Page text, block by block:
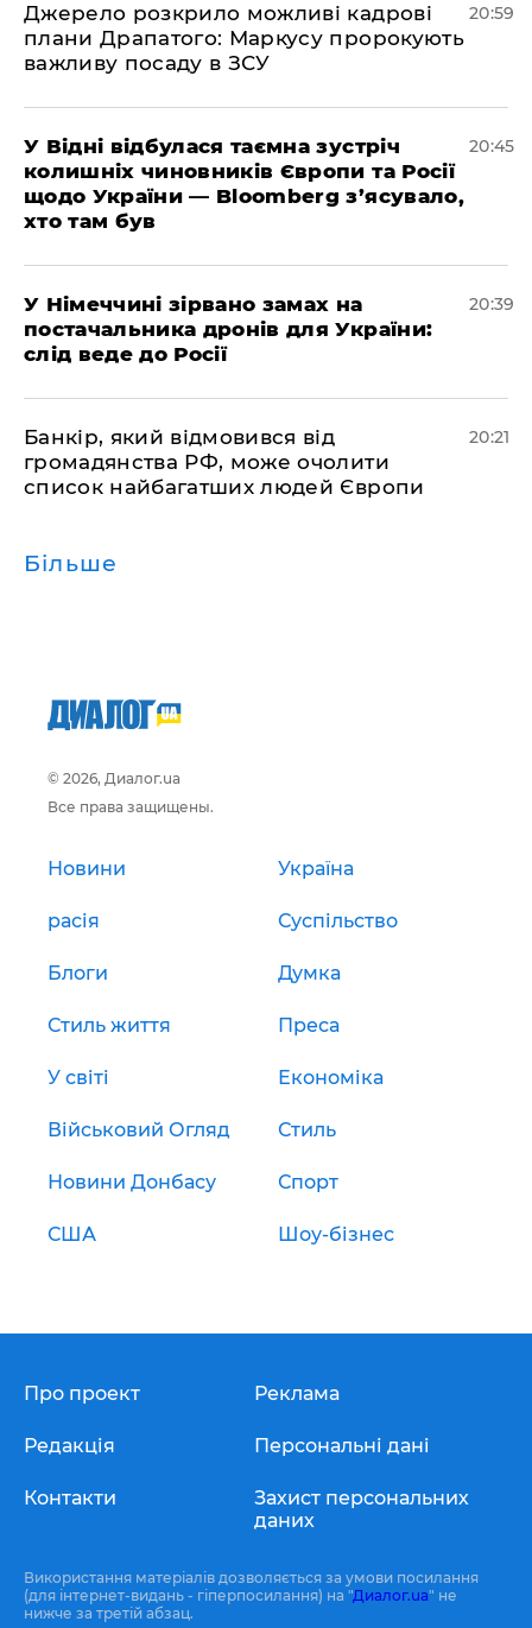
​Джерело розкрило можливі кадрові
плани Драпатого: Маркусу пророкують
важливу посаду в ЗСУ
20:59
​У Відні відбулася таємна зустріч
колишніх чиновників Європи та Росії
щодо України — Bloomberg з’ясувало,
хто там був
20:45
​У Німеччині зірвано замах на
постачальника дронів для України:
слід веде до Росії
20:39
​Банкір, який відмовився від
громадянства РФ, може очолити
список найбагатших людей Європи
20:21
Більше
© 2026, Диалог.ua
Все права защищены.
Новини Україна
расія Суспільство
Блоги Думка
Стиль життя Преса
У світі Економіка
Військовий Огляд Стиль
Новини Донбасу Спорт
США Шоу-бізнес
Про проект
Редакція
Контакти
Реклама
Персональні дані
Захист персональних
даних
Використання матеріалів дозволяється за умови посилання
(для інтернет-видань - гіперпосилання) на "Диалог.ua" не
нижче за третій абзац.